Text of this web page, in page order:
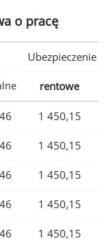
o pracę
Ubezpieczenie
rentowe
1 450,15
1 450,15
1 450,15
1 450,15
1 450,15